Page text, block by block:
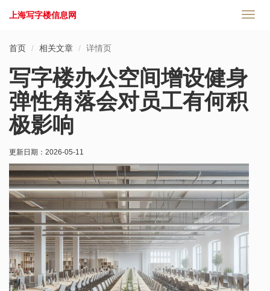
切
上海写字楼信息网
首页 相关文章 详情页
写字楼办公空间增设健身
弹性角落会对员工有何积
极影响
更新日期： 2026-05-11